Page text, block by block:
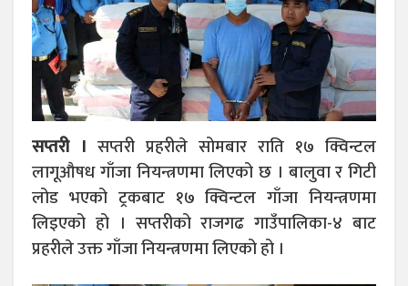
सप्तरी । सप्तरी प्रहरीले सोमबार राति १७ क्विन्टल
लागूऔषध गाँजा नियन्त्रणमा लिएको छ । बालुवा र गिटी
लोड भएको ट्रकबाट १७ क्विन्टल गाँजा नियन्त्रणमा
लिइएको हो । सप्तरीको राजगढ गाउँपालिका-४ बाट
प्रहरीले उक्त गाँजा नियन्त्रणमा लिएको हो ।